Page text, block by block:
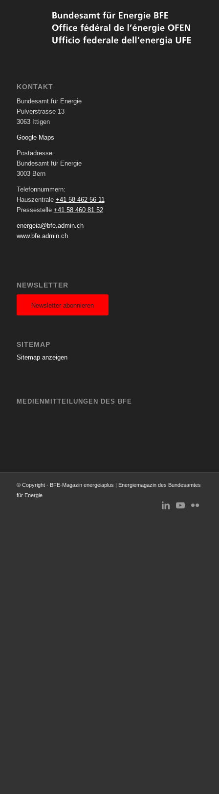
KONTAKT
Bundesamt für Energie
Pulverstrasse 13
3063 Ittigen
Google Maps
Postadresse:
Bundesamt für Energie
3003 Bern
Telefonnummern:
Hauszentrale +41 58 462 56 11
Pressestelle +41 58 460 81 52
energeia@bfe.admin.ch
www.bfe.admin.ch
NEWSLETTER
Newsletter abonnieren
SITEMAP
Sitemap anzeigen
MEDIENMITTEILUNGEN DES BFE
© Copyright - BFE-Magazin energeiaplus | Energiemagazin des Bundesamtes
für Energie